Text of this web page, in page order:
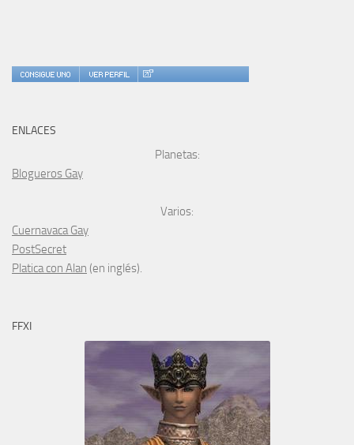
ENLACES
Planetas:
Blogueros Gay
Varios:
Cuernavaca Gay
PostSecret
Platica con Alan (en inglés).
FFXI